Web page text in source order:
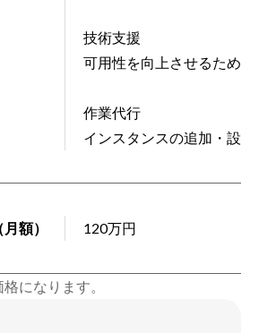
技術支援
可用性を向上させるため
作業代行
インスタンスの追加・設
額） 120万円
になります。